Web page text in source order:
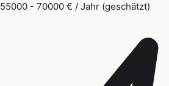
55000 - 70000 € / Jahr (geschätzt)